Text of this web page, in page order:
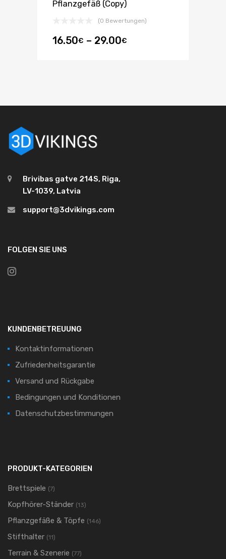
Pflanzgefäß (Copy)
(0 Bewertungen)
16.50€ – 29.00€
Brivibas gatve 214S, Riga,
LV-1039, Latvia
support@3dvikings.com
FOLGEN SIE UNS
KUNDENBETREUUNG
Kontaktinformationen
Zufriedenheitsgarantie
Versand und Rückgabe
Bedingungen und Konditionen
Datenschutzbestimmungen
PRODUKT-KATEGORIEN
Brettspiele (7)
Kopfhörer-Ständer (13)
Pflanzgefäße & Töpfe (146)
Stifthalter (11)
Terrain & Szenerie (77)